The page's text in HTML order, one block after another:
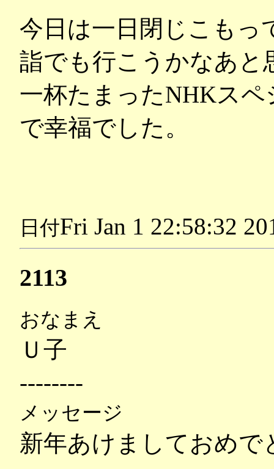
今日は一日閉じこもっ
詣でも行こうかなあと
一杯たまったNHKス
で幸福でした。
日付Fri Jan 1 22:58:32
2113
おなまえ
Ｕ子
--------
メッセージ
新年あけましておめで